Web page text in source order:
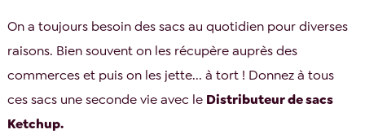
On a toujours besoin des sacs au quotidien pour diverses
raisons. Bien souvent on les récupère auprès des
commerces et puis on les jette... à tort ! Donnez à tous
ces sacs une seconde vie avec le Distributeur de sacs
Ketchup.